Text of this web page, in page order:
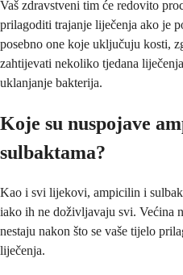
Vaš zdravstveni tim će redovito
prilagoditi trajanje liječenja ako je
posebno one koje uključuju kosti,
zahtijevati nekoliko tjedana
uklanjanje bakterija.
Koje su nuspojave
sulbaktama?
Kao i svi lijekovi, ampicilin i
iako ih ne doživljavaju svi. Većina
nestaju nakon što se vaše tijelo
liječenja.